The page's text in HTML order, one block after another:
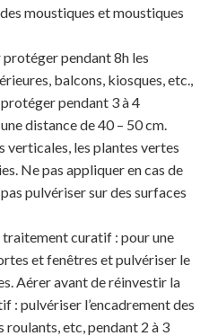
moustiques et moustiques
pendant 8h les
balcons, kiosques, etc.,
pendant 3 à 4
distance de 40 – 50 cm.
verticales, les plantes vertes
Ne pas appliquer en cas de
pulvériser sur des surfaces
traitement curatif : pour une
et fenêtres et pulvériser le
Aérer avant de réinvestir la
: pulvériser l’encadrement des
etc, pendant 2 à 3